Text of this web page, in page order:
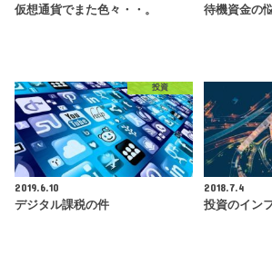
仮想通貨でまた色々・・。
待機資金の
投資
2019.6.10
デジタル課税の件
2018.7.4
投資のイン